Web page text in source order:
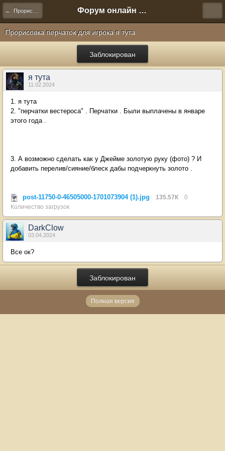
← Прорисовка артефактов Форум онлайн игры "Новая Эра" (Нюра Биз)
Прорисовка перчаток для игрока я тута
Заблокирован
я тута
11.02.2024
1. я тута
2. "перчатки вестероса" . Перчатки . Были выплачены в январе
этого года .
3. А возможно сделать как у Джейме золотую руку (фото) ? И
добавить перелив/сияние/блеск дабы подчеркнуть золото .
post-11750-0-46505000-1701073904 (1).jpg 135.57К
0
Количество загрузок
DarkClow
03.04.2024
Все ок?
Заблокирован
Полная версия